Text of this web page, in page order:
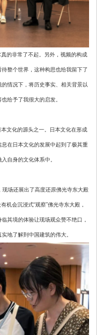
的非常了不起。另外，视频的构成
整个世界，这种构思也给我留下了
情况下，将历史事实、相关背景以
给予了我很大的启发。
文化的源头之一。日本文化在形成
在日本文化的发展中起到了极其重
自身的文化体系中。
场还展出了高度还原佛光寺东大殿
机会沉浸式“观察”佛光寺东大殿，
其境的体验让现场观众赞不绝口，
地了解到中国建筑的伟大。